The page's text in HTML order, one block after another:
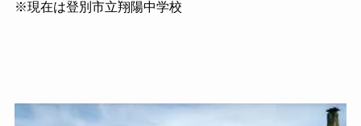
※現在は登別市立翔陽中学校